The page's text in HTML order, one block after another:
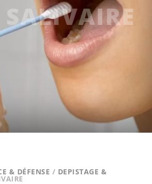
SALIVAIRE
& DÉFENSE / DEPISTAGE &